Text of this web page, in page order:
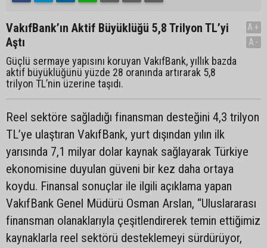
VakıfBank’ın Aktif Büyüklüğü 5,8 Trilyon TL’yi
Aştı
Güçlü sermaye yapısını koruyan VakıfBank, yıllık bazda
aktif büyüklüğünü yüzde 28 oranında artırarak 5,8
trilyon TL’nin üzerine taşıdı.
A+
A-
Reel sektöre sağladığı finansman desteğini 4,3 trilyon
TL’ye ulaştıran VakıfBank, yurt dışından yılın ilk
yarısında 7,1 milyar dolar kaynak sağlayarak Türkiye
ekonomisine duyulan güveni bir kez daha ortaya
koydu. Finansal sonuçlar ile ilgili açıklama yapan
VakıfBank Genel Müdürü Osman Arslan, “Uluslararası
finansman olanaklarıyla çeşitlendirerek temin ettiğimiz
kaynaklarla reel sektörü desteklemeyi sürdürüyor,